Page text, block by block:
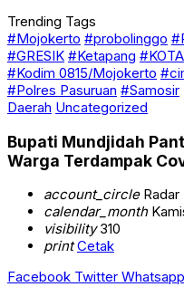
Trending Tags
#Mojokerto #probolinggo
#GRESIK #Ketapang
#Kodim 0815/Mojokerto
#Polres Pasuruan #Samosir
Daerah Uncategorized
Bupati Mundjidah
Warga Terdampak
account_circleRadar
calendar_month
visibility310
print Cetak
Facebook Twitter Whatsapp